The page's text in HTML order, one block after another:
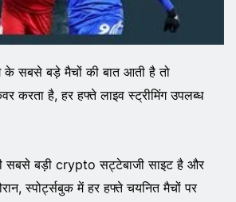
के सबसे बड़े मैचों की बात आती है तो
करता है, हर हफ्ते लाइव स्ट्रीमिंग उपलब्ध
सबसे बड़ी crypto सट्टेबाजी साइट है और
स्पोर्ट्सबुक में हर हफ्ते चयनित मैचों पर